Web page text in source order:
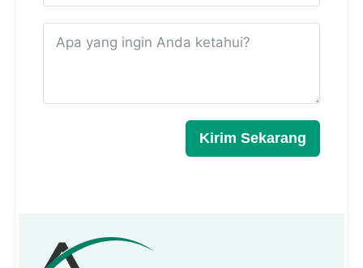
Kirim Sekarang